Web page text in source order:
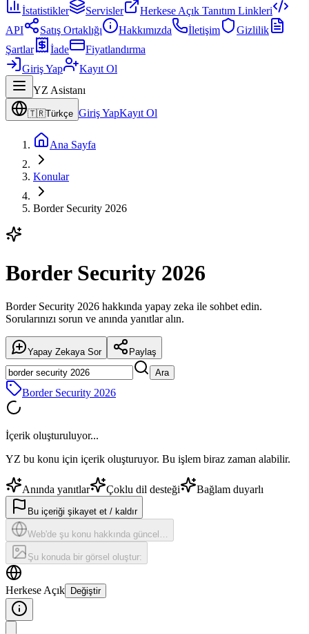
İstatistikler Servisler
Herkese Açık Tanıtım Linkleri
API
Satış Ortaklığı Hakkımızda İletişim
Gizlilik
Şartlar
İade
Fiyatlandırma
Giriş Yap
Kayıt Ol
YZ Asistanı
🇹🇷Türkçe Giriş YapKayıt Ol
Ana Sayfa
Konular
Border Security 2026
Border Security 2026
Border Security 2026 hakkında yapay zeka ile sohbet edin.
Sorularınızı sorun ve anında yanıtlar alın.
Yapay Zekaya Sor
Paylaş
Ara
Border Security 2026
İçerik oluşturuluyor...
YZ bu konu için içerik oluşturuyor. Bu işlem biraz zaman alabilir.
Anında yanıtlar Çoklu dil desteği Bağlam duyarlı
Bu içeriği şikayet et / kaldır
Web'de şu konu hakkında güncel…
Şu konuda bir görsel oluştur:
Herkese Açık Değiştir